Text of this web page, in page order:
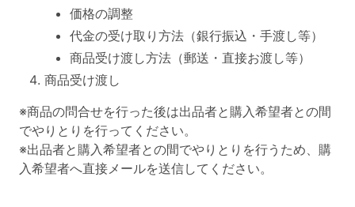
価格の調整
代金の受け取り方法（銀行振込・手渡し等）
商品受け渡し方法（郵送・直接お渡し等）
商品受け渡し
※商品の問合せを行った後は出品者と購入希望者との間
でやりとりを行ってください。
※出品者と購入希望者との間でやりとりを行うため、購
入希望者へ直接メールを送信してください。